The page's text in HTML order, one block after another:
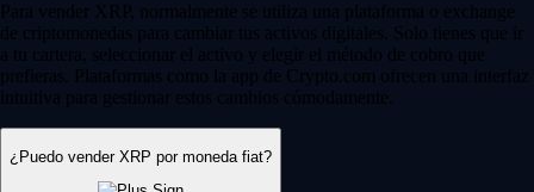
Para vender XRP, normalmente se utiliza una plataforma o exchange
de criptomonedas para cambiar tus activos digitales. Solo tienes que ir
a tu cartera, seleccionar el activo y elegir el método de cobro que
prefieras. Plataformas como la app de Crypto.com ofrecen una interfaz
intuitiva para gestionar estos cambios cómodamente.
¿Puedo vender XRP por moneda fiat?